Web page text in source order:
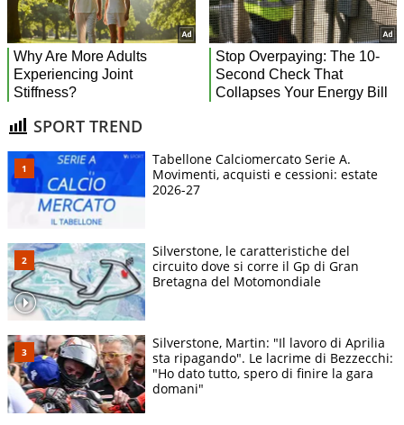
SPORT TREND
Tabellone Calciomercato Serie A.
Movimenti, acquisti e cessioni: estate
2026-27
Silverstone, le caratteristiche del
circuito dove si corre il Gp di Gran
Bretagna del Motomondiale
Silverstone, Martin: "Il lavoro di Aprilia
sta ripagando". Le lacrime di Bezzecchi:
"Ho dato tutto, spero di finire la gara
domani"